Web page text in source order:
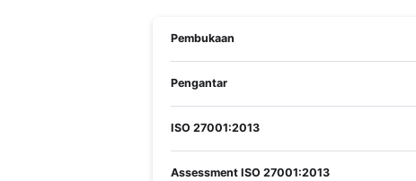
Materi yang diajar
Klausul 6 Perencanaan
Klausul 5 Kepemimpinan
informasi sebelumnya, dengan minimal
pekerja kantoran seperti IT, Security
sistem keamanan informasi perusahaan.
Pembukaan
Pengantar
ISO 27001:2013
Assessment ISO 27001:2013